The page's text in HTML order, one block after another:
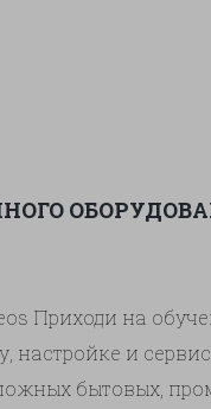
Приходи на
настройке и
бытовых,